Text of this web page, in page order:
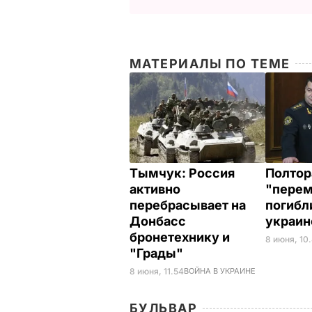
МАТЕРИАЛЫ ПО ТЕМЕ
Тымчук: Россия
активно
перебрасывает на
Донбасс
бронетехнику и
"Грады"
8 июня, 11.54ВОЙНА В УКРАИНЕ
8 июня,
БУЛЬВАР